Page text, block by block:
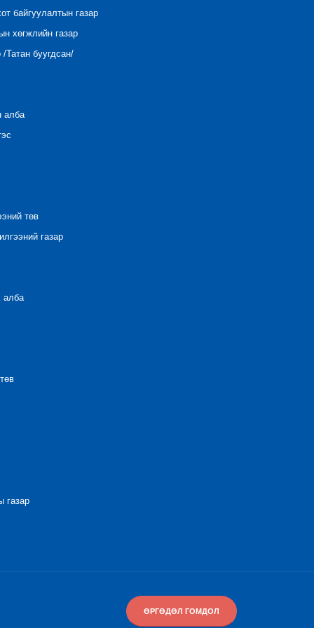
ӨРГӨДӨЛ ГОМДОЛ
байгуулалтын газар
хөгжлийн газар
Татан буугдсан/
алба
төв
газар
алба
газар